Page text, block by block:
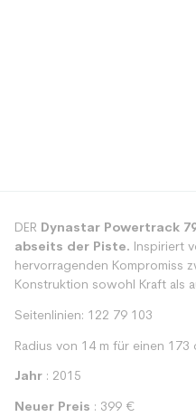
DER Dynastar Powertrack
abseits der Piste. Inspiriert
hervorragenden Kompromiss
Konstruktion sowohl Kraft als
Seitenlinien: 122 79 103
Radius von 14 m für einen 173
Jahr: 2015
Neuer Preis : 399 €